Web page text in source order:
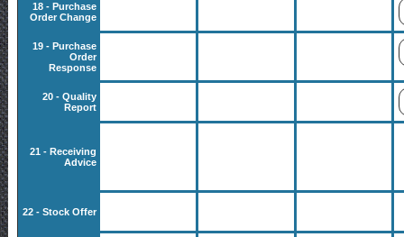
18 - Purchase
Order Change
19 - Purchase
Order
Response
20 - Quality
Report
21 - Receiving
Advice
22 - Stock Offer